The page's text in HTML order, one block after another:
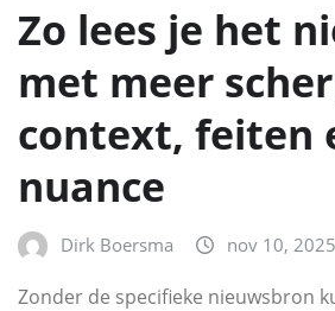
Zo lees je het
met meer
context, feiten
nuance
Dirk Boersma nov 10, 2025
Zonder de specifieke nieuwsbron